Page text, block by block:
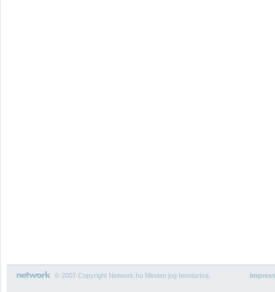
© 2007 Copyright Network.hu Minden jog fenntartva.